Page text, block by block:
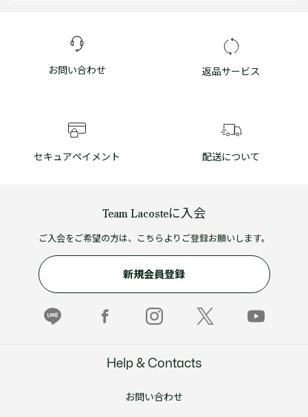
お問い合わせ 返品サービス
セキュアペイメント 配送について
Team Lacosteに入会
ご入会をご希望の方は、こちらよりご登録お願いします。
新規会員登録
Help & Contacts
お問い合わせ